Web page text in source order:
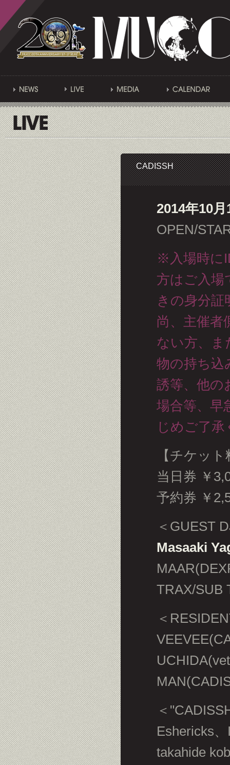
CADISSH
2014年10
OPEN/
※入場時に
方はご入場
きの身分
尚、主催者
ない方、ま
物の持ち込
誘等、他の
場合等、早
じめご了
【チケッ
当日券 ￥
予約券 ￥
＜GUEST
Masaaki
＜
＜
Eshericks
takahide